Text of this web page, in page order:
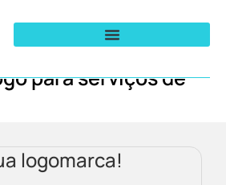
para serviços de
logomarca!